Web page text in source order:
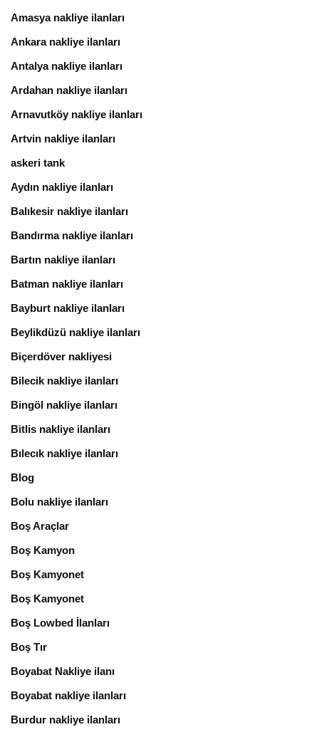
Amasya nakliye ilanları
Ankara nakliye ilanları
Antalya nakliye ilanları
Ardahan nakliye ilanları
Arnavutköy nakliye ilanları
Artvin nakliye ilanları
askeri tank
Aydın nakliye ilanları
Balıkesir nakliye ilanları
Bandırma nakliye ilanları
Bartın nakliye ilanları
Batman nakliye ilanları
Bayburt nakliye ilanları
Beylikdüzü nakliye ilanları
Biçerdöver nakliyesi
Bilecik nakliye ilanları
Bingöl nakliye ilanları
Bitlis nakliye ilanları
Bılecık nakliye ilanları
Blog
Bolu nakliye ilanları
Boş Araçlar
Boş Kamyon
Boş Kamyonet
Boş Kamyonet
Boş Lowbed İlanları
Boş Tır
Boyabat Nakliye ilanı
Boyabat nakliye ilanları
Burdur nakliye ilanları